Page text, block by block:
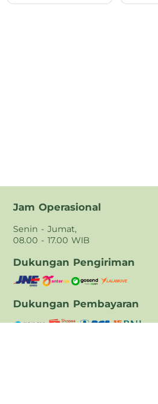
Jam Operasional
Senin - Jumat,
08.00 - 17.00 WIB
Dukungan Pengiriman
Dukungan Pembayaran